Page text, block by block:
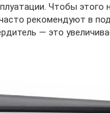
Чтобы этого
рекомендуют в
— это